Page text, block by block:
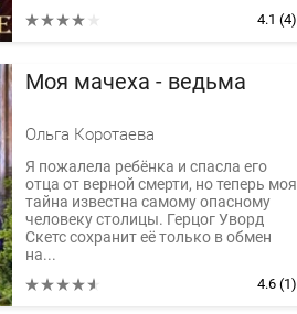
4.1 (4)
Моя мачеха - ведьма
Ольга Коротаева
Я пожалела ребёнка и спасла его
отца от верной смерти, но теперь моя
тайна известна самому опасному
человеку столицы. Герцог Уворд
Скетс сохранит её только в обмен
на...
4.6 (1)